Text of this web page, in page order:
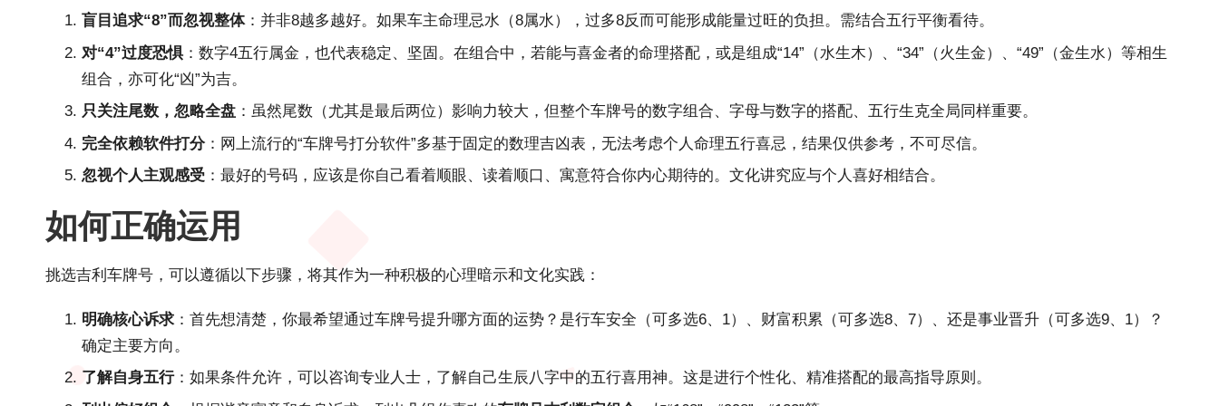
盲目追求“8”而忽视整体：并非8越多越好。如果车主命理忌水（8属水），过多8反而可能形成能量过旺的负担。需结合五行平衡看待。
对“4”过度恐惧 ：数字4五行属金，也代表稳定、坚固。在组合中，若能与喜金者的命理搭配，或是组成“14”（水生木）、“34”（火生金）、“49”（金生水）等相生
组合，亦可化“凶”为吉。
只关注尾数，忽略全盘 ：虽然尾数（尤其是最后两位）影响力较大，但整个车牌号的数字组合、字母与数字的搭配、五行生克全局同样重要。
完全依赖软件打分 ：网上流行的“车牌号打分软件”多基于固定的数理吉凶表，无法考虑个人命理五行喜忌，结果仅供参考，不可尽信。
忽视个人主观感受 ：最好的号码，应该是你自己看着顺眼、读着顺口、寓意符合你内心期待的。文化讲究应与个人喜好相结合。
如何正确运用
挑选吉利车牌号，可以遵循以下步骤，将其作为一种积极的心理暗示和文化实践：
明确核心诉求 ：首先想清楚，你最希望通过车牌号提升哪方面的运势？是行车安全（可多选6、1）、财富积累（可多选8、7）、还是事业晋升（可多选9、1）？
确定主要方向。
了解自身五行：如果条件允许，可以咨询专业人士，了解自己生辰八字中的五行喜用神。这是进行个性化、精准搭配的最高指导原则。